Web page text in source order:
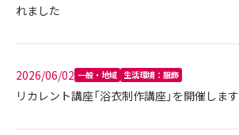
れました
2026/06/02 一般・地域 生活環境：服飾
リカレント講座「浴衣制作講座」を開催します